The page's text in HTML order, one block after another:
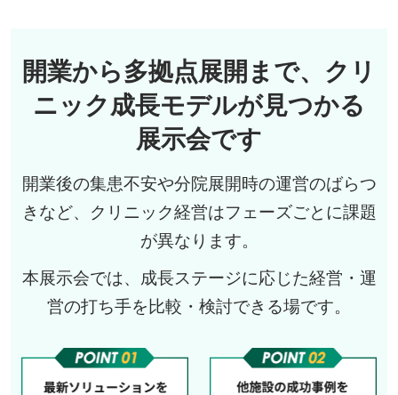
開業から多拠点展開まで、クリ
ニック成長モデルが見つかる
展示会です
開業後の集患不安や分院展開時の運営のばらつ
きなど、クリニック経営はフェーズごとに課題
が異なります。
本展示会では、成長ステージに応じた経営・運
営の打ち手を比較・検討できる場です。